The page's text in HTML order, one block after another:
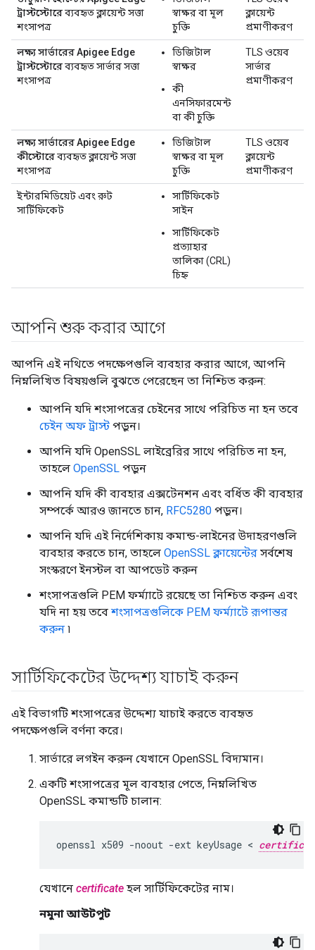
ট্রাস্টস্টোরেব্যবহৃত ক্লায়েন্ট সত্তা
শংসাপত্র
স্বাক্ষর বা মূল
চুক্তি
ক্লায়েন্ট
প্রমাণীকরণ
লক্ষ্য সার্ভারের Apigee Edge
ট্রাস্টস্টোরেব্যবহৃত সার্ভার সত্তা
শংসাপত্র
ডিজিটাল
স্বাক্ষর
কী
এনসিফারমেন্ট
বা কী চুক্তি
TLS ওয়েব
সার্ভার
প্রমাণীকরণ
লক্ষ্য সার্ভারের Apigee Edge
কীস্টোরেব্যবহৃত ক্লায়েন্ট সত্তা
শংসাপত্র
ডিজিটাল
স্বাক্ষর বা মূল
চুক্তি
TLS ওয়েব
ক্লায়েন্ট
প্রমাণীকরণ
ইন্টারমিডিয়েট এবং রুট
সার্টিফিকেট
সার্টিফিকেট
সাইন
সার্টিফিকেট
প্রত্যাহার
তালিকা (CRL)
চিহ্ন
আপনি শুরু করার আগে
আপনি এই নথিতে পদক্ষেপগুলি ব্যবহার করার আগে, আপনি
নিম্নলিখিত বিষয়গুলি বুঝতে পেরেছেন তা নিশ্চিত করুন:
আপনি যদি শংসাপত্রের চেইনের সাথে পরিচিত না হন তবে
চেইন অফ ট্রাস্ট পড়ুন।
আপনি যদি OpenSSL লাইব্রেরির সাথে পরিচিত না হন,
তাহলে OpenSSL পড়ুন
আপনি যদি কী ব্যবহার এক্সটেনশন এবং বর্ধিত কী ব্যবহার
সম্পর্কে আরও জানতে চান, RFC5280 পড়ুন।
আপনি যদি এই নির্দেশিকায় কমান্ড-লাইনের উদাহরণগুলি
ব্যবহার করতে চান, তাহলে OpenSSL ক্লায়েন্টের সর্বশেষ
সংস্করণে ইনস্টল বা আপডেট করুন
শংসাপত্রগুলি PEM ফর্ম্যাটে রয়েছে তা নিশ্চিত করুন এবং
যদি না হয় তবেশংসাপত্রগুলিকে PEM ফর্ম্যাটে রূপান্তর
করুন ৷
সার্টিফিকেটের উদ্দেশ্য যাচাই করুন
এই বিভাগটি শংসাপত্রের উদ্দেশ্য যাচাই করতে ব্যবহৃত
পদক্ষেপগুলি বর্ণনা করে।
সার্ভারে লগইন করুন যেখানে OpenSSL বিদ্যমান।
একটি শংসাপত্রের মূল ব্যবহার পেতে, নিম্নলিখিত
OpenSSL কমান্ডটি চালান:
openssl x509 -noout -ext keyUsage <
যেখানে certificate হল সার্টিফিকেটের নাম।
নমুনা আউটপুট